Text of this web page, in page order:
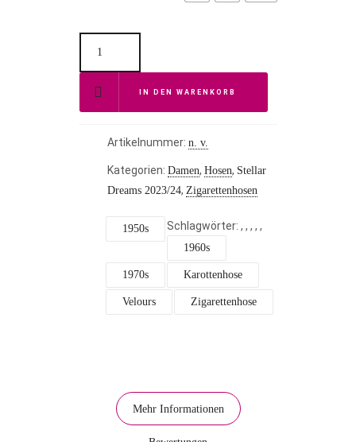
IN DEN WARENKORB
Artikelnummer: n. v.
Kategorien: Damen, Hosen, Stellar
Dreams 2023/24, Zigarettenhosen
Schlagwörter:
1950s ,
1960s
,
1970s
,
Karottenhose
,
Velours
,
Zigarettenhose
Mehr Informationen